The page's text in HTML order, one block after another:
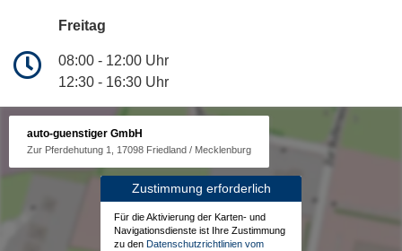
Freitag
08:00 - 12:00 Uhr
12:30 - 16:30 Uhr
auto-guenstiger GmbH
Zur Pferdehutung 1, 17098 Friedland / Mecklenburg
Zustimmung erforderlich
Für die Aktivierung der Karten- und
Navigationsdienste ist Ihre Zustimmung
zu den Datenschutzrichtlinien vom